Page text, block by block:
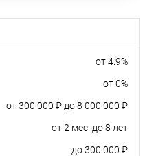
от 4.9%
от 0%
от 300 000 ₽ до 8 000 000 ₽
от 2 мес. до 8 лет
до 300 000 ₽